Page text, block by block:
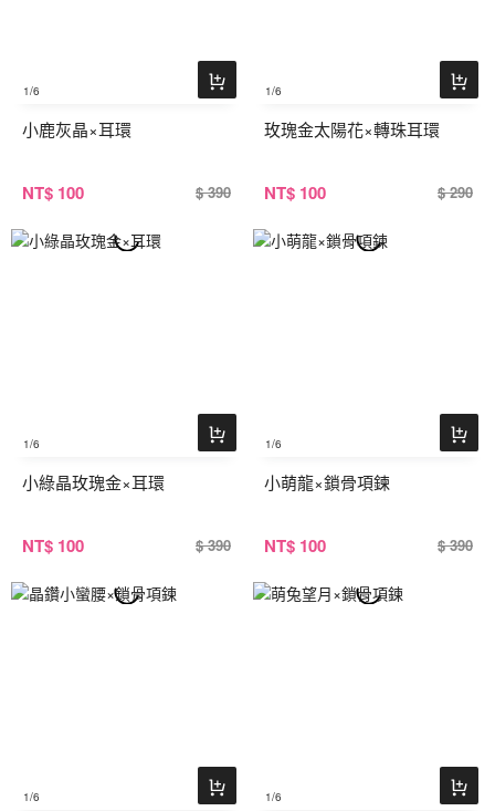
1/6
小鹿灰晶×耳環
NT$ 100 $ 390
1/6
玫瑰金太陽花×轉珠耳環
NT$ 100 $ 290
1/6
小綠晶玫瑰金×耳環
NT$ 100 $ 390
1/6
小萌龍×鎖骨項鍊
NT$ 100 $ 390
1/6 1/6